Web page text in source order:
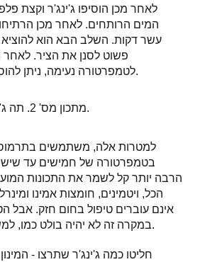
לאחר מכן הוסיפו ג'ינג'ר וקצת
המים הרותחים. לאחר מכן
עשר דקות. השלב הבא הוא להוציא
פשוט לסנן את הציר. לאחר
לטמפרטורה נעימה, ניתן להוסיף דבש ופרוסת לימון.
מתכון מס' 2. תה ג'ינג'ר מוכן בתרמוס.
למטרות אלה, משתמשים
בטמפרטורה של חמישים עד
הרבה יותר קל לשמר את התכונות
הכל, ויטמינים, חומצות אמינו
אינם עוברים טיפול בחום חזק. אבל
במקרה זה לא יהיה בולט כמו, למשל, בעת הכנת מרתח.
חליטו כמה ג'ינג'ר שתרצו -